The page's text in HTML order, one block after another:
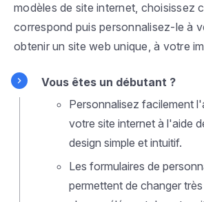
modèles de site internet, choisissez
correspond puis personnalisez-le à
obtenir un site web unique, à votre
Vous êtes un débutant ?
Personnalisez facilement
votre site internet à l'aide
design simple et intuitif.
Les formulaires de
permettent de changer